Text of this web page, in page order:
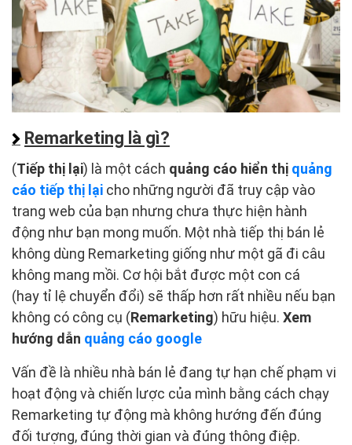
Remarketing là gì?
(Tiếp thị lại) là một cách quảng cáo hiển thị quảng
cáo tiếp thị lại cho những người đã truy cập vào
trang web của bạn nhưng chưa thực hiện hành
động như bạn mong muốn. Một nhà tiếp thị bán lẻ
không dùng Remarketing giống như một gã đi câu
không mang mồi. Cơ hội bắt được một con cá
(hay tỉ lệ chuyển đổi) sẽ thấp hơn rất nhiều nếu bạn
không có công cụ (Remarketing) hữu hiệu. Xem
hướng dẫn quảng cáo google
Vấn đề là nhiều nhà bán lẻ đang tự hạn chế phạm vi
hoạt động và chiến lược của mình bằng cách chạy
Remarketing tự động mà không hướng đến đúng
đối tượng, đúng thời gian và đúng thông điệp.